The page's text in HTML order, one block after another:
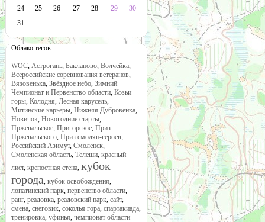
24
25 26 27 28 29
30
31
Облако тегов
WOC, Астрогань, Бакланово, Волчейка,
Всероссийские соревнования ветеранов,
Вязовенька, Звёздное небо, Зимний
Чемпионат и Первенство области, Козьи
горы, Колодня, Лесная карусель,
Митинские карьеры, Нижняя Дубровенка,
Новичок, Новогодние старты,
Пржевальское, Пригорское, Приз
Пржевальского, Приз смолян-героев,
Российский Азимут, Смоленск,
Смоленская область, Телеши, красный
лист, крепостная стена, кубок
города, кубок освобождения,
лопатинский парк, первенство области,
ранг, реадовка, реадовский парк, сайт,
смена, снеговик, соколья гора, спартакиада,
тренировка, уфинья, чемпионат области